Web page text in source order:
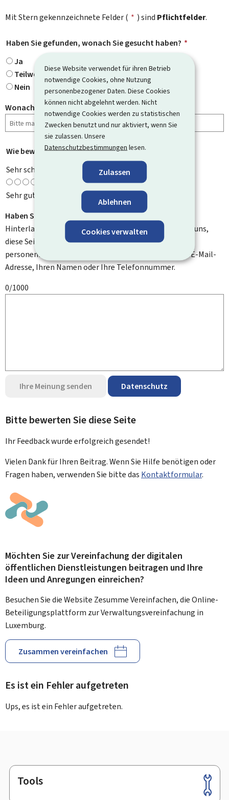
Diese Website verwendet für ihren Betrieb
notwendige Cookies, ohne Nutzung
personenbezogener Daten. Diese Cookies
können nicht abgelehnt werden. Nicht
notwendige Cookies werden zu statistischen
Zwecken benutzt und nur aktiviert, wenn Sie
sie zulassen. Unsere
Datenschutzbestimmungen lesen.
Zulassen
Ablehnen
Cookies verwalten
Mit Stern gekennzeichnete Felder ( * ) sind Pflichtfelder.
Haben Sie gefunden, wonach Sie gesucht haben? *
Ja
Teilweise
Nein
Wonach haben Sie gesucht?
Wie bewerten Sie diese Seite? *
Sehr schlecht
Sehr gut
Haben Sie Verbesserungsvorschläge?
Hinterlassen Sie uns einen Kommentar und helfen Sie uns,
diese Seite zu verbessern. Bitte geben Sie keine
personenbezogenen Daten an, wie zum Beispiel Ihre E-Mail-
Adresse, Ihren Namen oder Ihre Telefonnummer.
0/1000
Ihre Meinung senden Datenschutz
Bitte bewerten Sie diese Seite
Ihr Feedback wurdeerfolgreichgesendet!
Vielen Dank für Ihren Beitrag. Wenn Sie Hilfe benötigen oder
Fragen haben, verwenden Sie bitte das Kontaktformular.
Möchten Sie zur Vereinfachung der digitalen
öffentlichen Dienstleistungen beitragen und Ihre
Ideen und Anregungen einreichen?
Besuchen Sie die Website Zesumme Vereinfachen, die Online-
Beteiligungsplattform zur Verwaltungsvereinfachung in
Luxemburg.
Zusammen vereinfachen
Es ist ein Fehler aufgetreten
Ups, es ist ein Fehler aufgetreten.
Footer
Tools